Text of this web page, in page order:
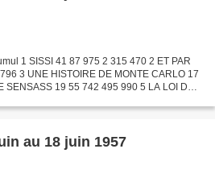
1 SISSI 41 87 975 2 315 470 2 ET PAR
3 UNE HISTOIRE DE MONTE CARLO 17
SENSASS 19 55 742 495 990 5 LA LOI DU
au 18 juin 1957